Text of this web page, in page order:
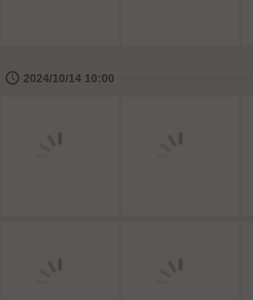
🕔 2024/10/14 10:00